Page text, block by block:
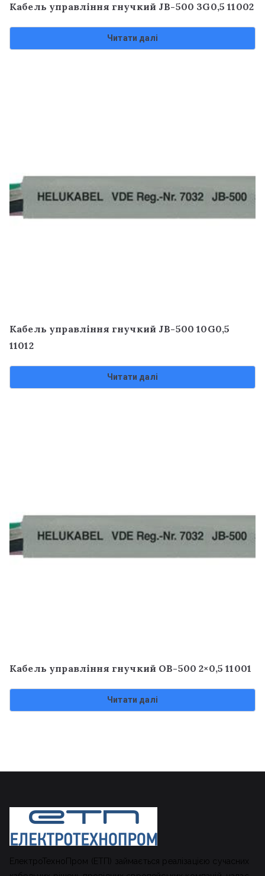
Кабель управління гнучкий JB-500 3G0,5 11002
Читати далі
Кабель управління гнучкий JB-500 10G0,5
11012
Читати далі
Кабель управління гнучкий OB-500 2×0,5 11001
Читати далі
ЕлектроТехноПром (ЕТП) займається реалізацією сучасних